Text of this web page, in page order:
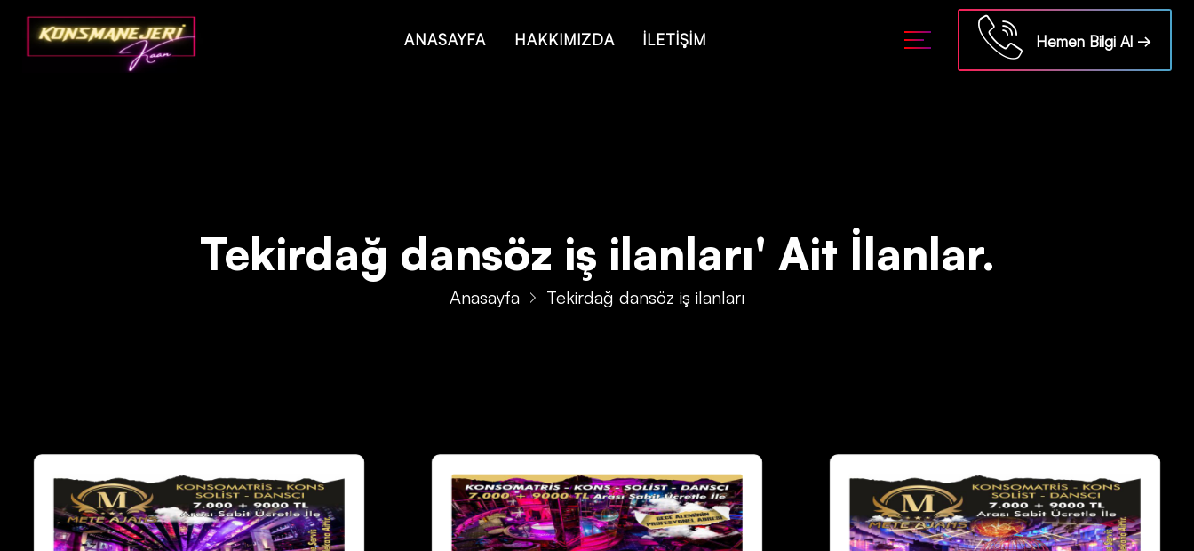
Deprecated: json_decode(): Passing null to parameter #1 ($json) of type string is deprecated in/home/konsmenajericom/public_html/api/kontrol/etiket.php on line18
ANASAYFA HAKKIMIZDA İLETİŞİM Hemen Bilgi Al →
Tekirdağ dansöz iş ilanları' Ait İlanlar.
Anasayfa Tekirdağ dansöz iş ilanları